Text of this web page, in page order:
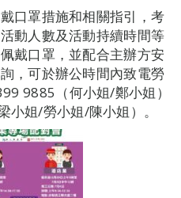
口罩措施和相關指引，考
動人數及活動持續時間等
戴口罩，並配合主辦方安
，可於辦公時間內致電勞
9885（何小姐/鄭小姐）
姐/勞小姐/陳小姐）。